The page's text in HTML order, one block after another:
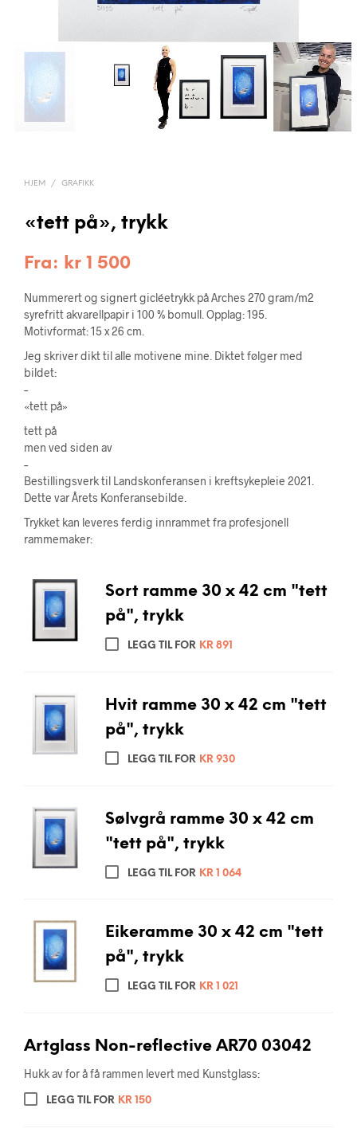
HJEM / GRAFIKK
«tett på», trykk
Fra: kr 1 500
Nummerert og signert gicléetrykk på Arches 270 gram/m2
syrefritt akvarellpapir i 100 % bomull. Opplag: 195.
Motivformat: 15 x 26 cm.
Jeg skriver dikt til alle motivene mine. Diktet følger med
bildet:
–
«tett på»
tett på
men ved siden av
–
Bestillingsverk til Landskonferansen i kreftsykepleie 2021.
Dette var Årets Konferansebilde.
Trykket kan leveres ferdig innrammet fra profesjonell
rammemaker:
Sort ramme 30 x 42 cm "tett
på", trykk
LEGG TIL FOR KR891
Hvit ramme 30 x 42 cm "tett
på", trykk
LEGG TIL FOR KR930
Sølvgrå ramme 30 x 42 cm
"tett på", trykk
LEGG TIL FOR KR 1 064
Eikeramme 30 x 42 cm "tett
på", trykk
LEGG TIL FOR KR1 021
Artglass Non-reflective AR70 03042
Hukk av for å få rammen levert med Kunstglass:
LEGG TIL FOR KR 150